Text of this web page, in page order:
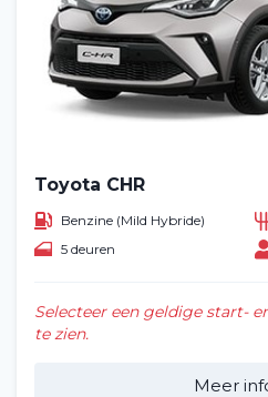
Toyota CHR
Benzine (Mild Hybride)
5 deuren
Selecteer een geldige start-
te zien.
Meer